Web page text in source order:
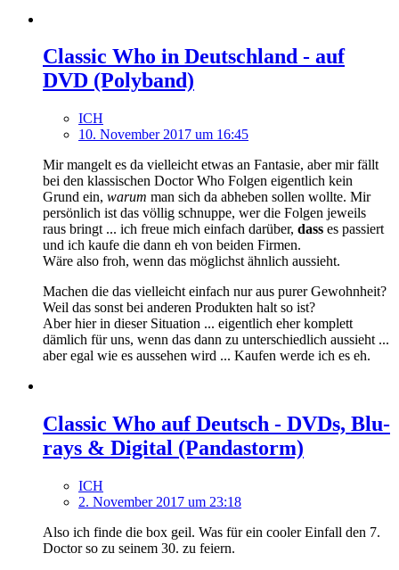
Classic Who in Deutschland - auf
DVD (Polyband)
ICH
10. November 2017 um 16:45
Mir mangelt es da vielleicht etwas an Fantasie, aber mir fällt
bei den klassischen Doctor Who Folgen eigentlich kein
Grund ein, warum man sich da abheben sollen wollte. Mir
persönlich ist das völlig schnuppe, wer die Folgen jeweils
raus bringt ... ich freue mich einfach darüber, dass es passiert
und ich kaufe die dann eh von beiden Firmen.
Wäre also froh, wenn das möglichst ähnlich aussieht.
Machen die das vielleicht einfach nur aus purer Gewohnheit?
Weil das sonst bei anderen Produkten halt so ist?
Aber hier in dieser Situation ... eigentlich eher komplett
dämlich für uns, wenn das dann zu unterschiedlich aussieht ...
aber egal wie es aussehen wird ... Kaufen werde ich es eh.
Classic Who auf Deutsch - DVDs, Blu-
rays & Digital (Pandastorm)
ICH
2. November 2017 um 23:18
Also ich finde die box geil. Was für ein cooler Einfall den 7.
Doctor so zu seinem 30. zu feiern.